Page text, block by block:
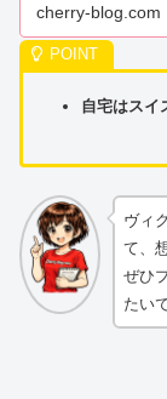
cherry-blog.com
自宅はスイ
ヴィ
て、
ぜひ
たい